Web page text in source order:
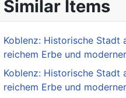
Similar Items
Koblenz: Historische Stadt
reichem Erbe und
Koblenz: Historische Stadt
reichem Erbe und